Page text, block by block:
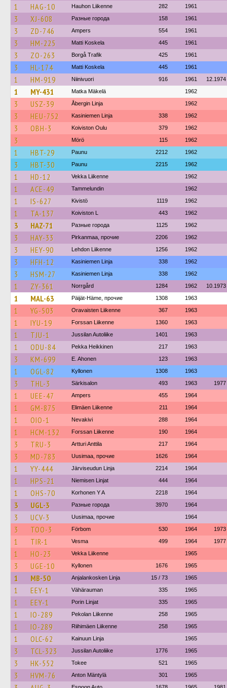
1 HAG-10 Hauhon Liikenne 282 1961
3 XJ-608 Разные города 158 1961
3 ZD-746 Ampers 554 1961
3 HM-225 Matti Koskela 445 1961
3 ZO-263 Borgå Trafik 425 1961
3 HL-174 Matti Koskela 445 1961
1 HM-919 Niinivuori 916 1961 12.1974
1 MY-431 Matka Mäkelä 1962
3 USZ-39 Åbergin Linja 1962
3 HEU-752 Kasiniemen Linja 338 1962
3 OBH-3 Koiviston Oulu 379 1962
3 Mörö 115 1962
1 HBT-29 Paunu 2212 1962
3 HBT-30 Paunu 2215 1962
1 HD-12 Vekka Liikenne 1962
1 ACE-49 Tammelundin 1962
1 IS-627 Kivistö 1119 1962
1 TA-137 Koiviston L 443 1962
3 HAZ-71 Разные города 1125 1962
3 HAY-33 Pirkanmaa, прочие 2206 1962
3 HEY-90 Lehdon Liikenne 1256 1962
3 HFH-12 Kasiniemen Linja 338 1962
3 HSM-27 Kasiniemen Linja 338 1962
1 ZY-361 Norrgård 1284 1962 10.1973
1 MAL-63 Päijät-Häme, прочие 1308 1963
1 YG-503 Oravaisten Liikenne 367 1963
1 IYU-19 Forssan Liikenne 1360 1963
1 TJU-1 Jussilan Autoliike 1401 1963
1 ODU-84 Pekka Heikkinen 217 1963
3 KM-699 E. Ahonen 123 1963
1 OGL-82 Kyllonen 1308 1963
3 THL-3 Särkisalon 493 1963 1977
1 UEE-47 Ampers 455 1964
1 GM-875 Elimäen Liikenne 211 1964
1 OIO-1 Nevakivi 288 1964
1 HCM-132 Forssan Liikenne 190 1964
3 TRU-3 Artturi Anttila 217 1964
3 MD-783 Uusimaa, прочие 1626 1964
1 YY-444 Järviseudun Linja 2214 1964
1 HPS-21 Niemisen Linjat 444 1964
1 OHS-70 Korhonen Y A 2218 1964
3 UGL-3 Разные города 3970 1964
3 UCV-3 Uusimaa, прочие 1964
3 TOO-3 Förbom 530 1964 1973
1 TIR-1 Vesma 499 1964 1977
1 HO-23 Vekka Liikenne 1965
3 UGE-10 Kyllonen 1676 1965
1 MB-50 Anjalankosken Linja 15 / 73 1965
1 EEY-1 Vähärauman 335 1965
1 EEY-1 Porin Linjat 335 1965
1 IO-289 Pekolan Liikenne 258 1965
1 IO-289 Riihimäen Liikenne 258 1965
1 OLC-62 Kainuun Linja 1965
3 TCL-323 Jussilan Autoliike 1776 1965
3 HK-552 Tokee 521 1965
3 HVM-76 Anton Mäntylä 301 1965